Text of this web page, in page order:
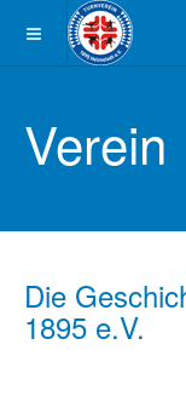
Verein
Die
1895 e.V.